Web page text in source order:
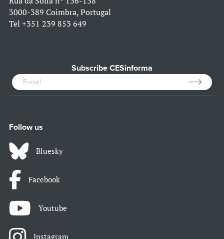
3000-389 Coimbra, Portugal
Tel +351 239 853 649
Subscribe CESinforma
Follow us
Bluesky
Facebook
Youtube
Instagram